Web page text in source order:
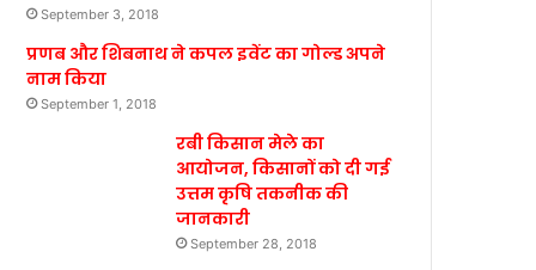
September 3, 2018
प्रणब और शिबनाथ ने कपल इवेंट का गोल्ड अपने
नाम किया
September 1, 2018
रबी किसान मेले का
आयोजन, किसानों को दी गई
उत्तम कृषि तकनीक की
जानकारी
September 28, 2018